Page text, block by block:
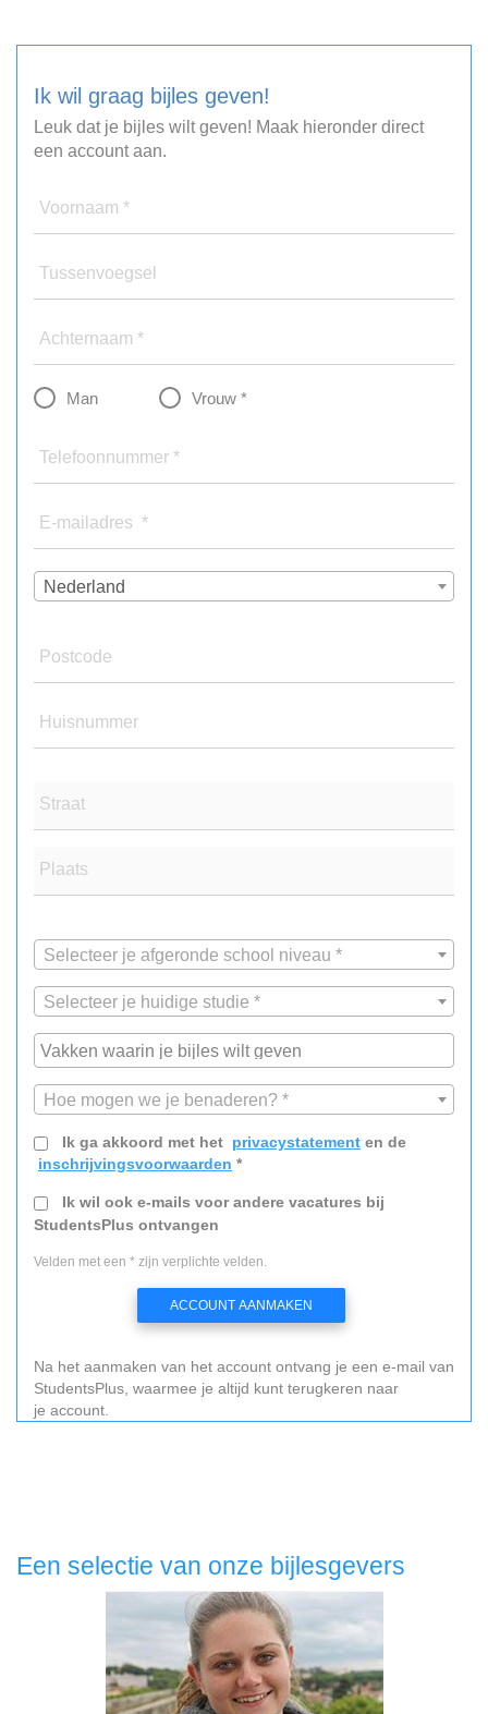
Ik wil graag bijles geven!
Leuk dat je bijles wilt geven! Maak hieronder direct
een account aan.
Voornaam *
Tussenvoegsel
Achternaam *
Man Vrouw *
Telefoonnummer *
E-mailadres *
Nederland
Postcode
Huisnummer
Straat
Plaats
Selecteer je afgeronde school niveau *
Selecteer je huidige studie *
Hoe mogen we je benaderen? *
Ik ga akkoord met het privacystatement en de
inschrijvingsvoorwaarden *
Ik wil ook e-mails voor andere vacatures bij
StudentsPlus ontvangen
Velden met een * zijn verplichte velden.
ACCOUNT AANMAKEN
Na het aanmaken van het account ontvang je een e-mail van
StudentsPlus, waarmee je altijd kunt terugkeren naar
je account.
Een selectie van onze bijlesgevers